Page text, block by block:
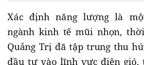
Xác định năng lượng là
ngành kinh tế mũi nhọn,
Quảng Trị đã tập trung thu
đầu tư vào lĩnh vực điện gió,